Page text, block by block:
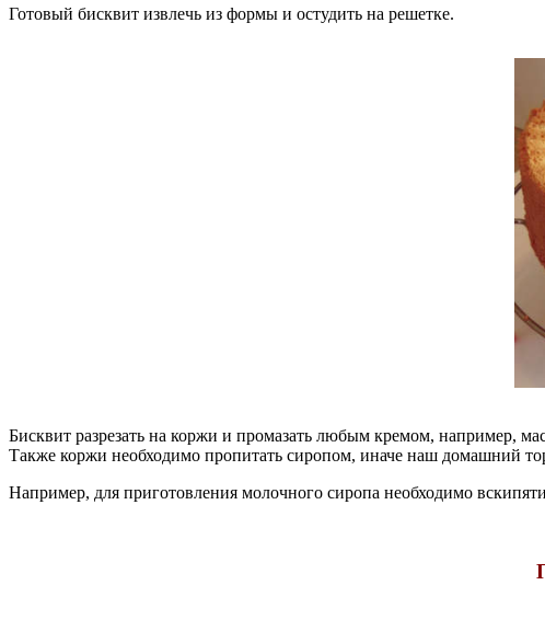
Готовый бисквит извлечь из формы и остудить на решетке.
Бисквит разрезать на коржи и промазать любым кремом, например,
Также коржи необходимо пропитать сиропом, иначе наш домашний
Например, для приготовления молочного сиропа необходимо